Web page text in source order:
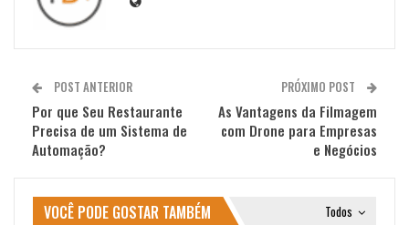
POST ANTERIOR
Por que Seu Restaurante
Precisa de um Sistema de
Automação?
PRÓXIMO POST
As Vantagens da Filmagem
com Drone para Empresas
e Negócios
Todos
VOCÊ PODE GOSTAR TAMBÉM